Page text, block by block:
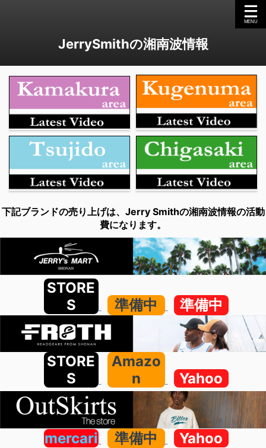
JerrySmithの湘南波情報
下記ブランドの売り上げは、Jerry Smithの湘南波情報の活動
費になります。
STORE
S
準備中 準備中
STORE
S
Amazo
n
Yahoo
mercari 準備中 Yahoo